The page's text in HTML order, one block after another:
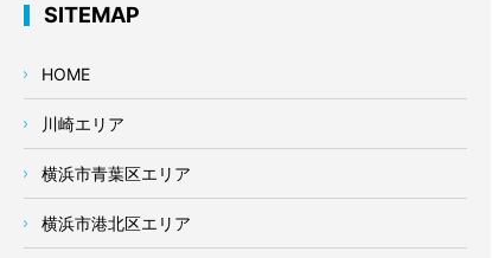
SITEMAP
HOME
川崎エリア
横浜市青葉区エリア
横浜市港北区エリア